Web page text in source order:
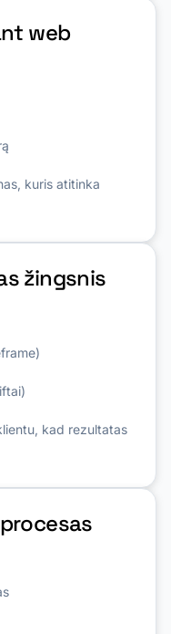
web
kuris atitinka
žingsnis
kad rezultatas